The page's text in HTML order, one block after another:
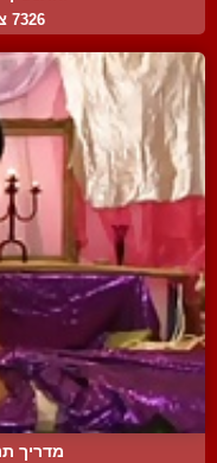
7326 צפיות
מדריך